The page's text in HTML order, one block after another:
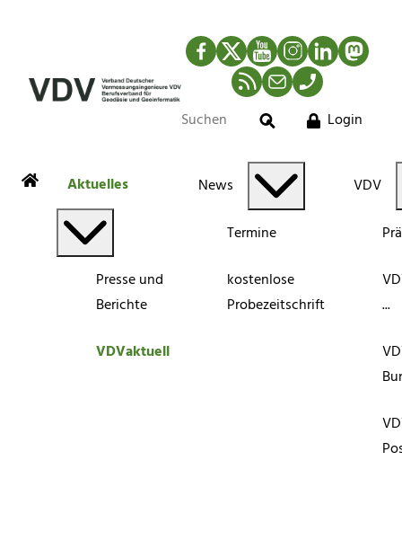
Facebook
TwitterYouTubeInstagram
LinkedIn
RSS-Newsfeed
MailTelefon
Suche
Login
Aktuelles
Presse und
Berichte
VDVaktuell
News
Termine
kostenlose
Probezeitschrift
VDV
...